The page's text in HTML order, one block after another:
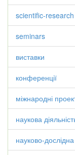
scientific-
seminars
виставки
конференції
міжнародні
наукова
науково-